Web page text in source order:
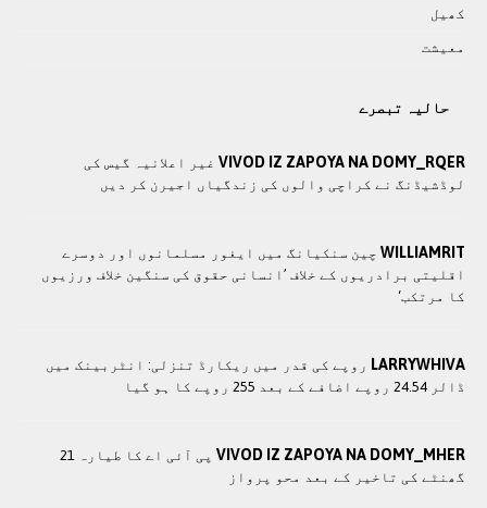
کھيل
معيشت
حالیہ تبصرے
VIVOD IZ ZAPOYA NA DOMY_RQER غیر اعلانیہ گیس کی
لوڈشیڈنگ نے کراچی والوں کی زندگیاں اجیرن کر دیں
WILLIAMRIT چین سنکیانگ میں ایغور مسلمانوں اور دوسرے
اقلیتی برادريوں کے خلاف ’انسانی حقوق کی سنگین خلاف ورزیوں
کا مرتکب‘
LARRYWHIVA روپے کی قدر میں ریکارڈ تنزلی: انٹربینک میں
ڈالر 24.54 روپے اضافے کے بعد 255 روپے کا ہو گیا
VIVOD IZ ZAPOYA NA DOMY_MHER
پی آئی اے کا طیارہ 21
گھنٹے کی تاخیر کے بعد محو پرواز